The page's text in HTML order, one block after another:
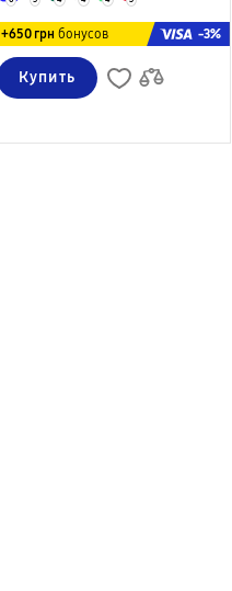
+650 грн бонусов -3%
Купить